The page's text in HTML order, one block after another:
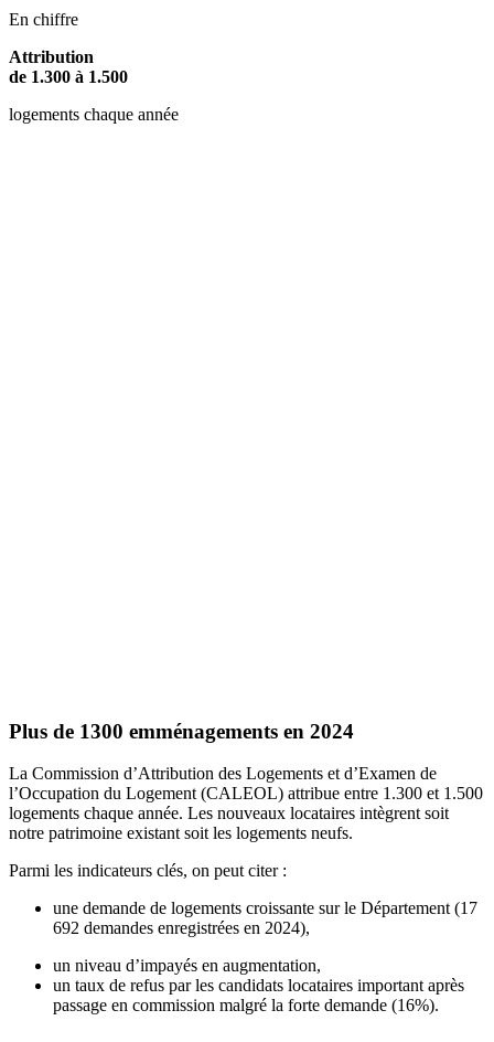
En chiffre
Attribution
de 1.300 à 1.500
logements chaque année
Plus de 1300 emménagements en 2024
La Commission d’Attribution des Logements et d’Examen de
l’Occupation du Logement (CALEOL) attribue entre 1.300 et 1.500
logements chaque année. Les nouveaux locataires intègrent soit
notre patrimoine existant soit les logements neufs.
Parmi les indicateurs clés, on peut citer :
une demande de logements croissante sur le Département (17
692 demandes enregistrées en 2024),
un niveau d’impayés en augmentation,
un taux de refus par les candidats locataires important après
passage en commission malgré la forte demande (16%).